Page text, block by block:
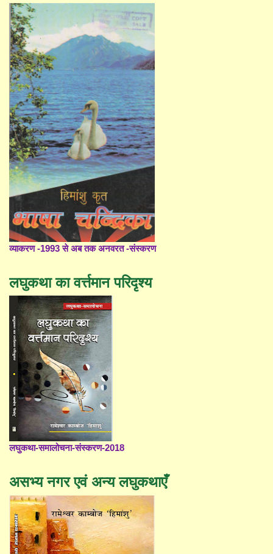
व्याकरण -1993 से अब तक अनवरत -संस्करण
लघुकथा का वर्त्तमान परिदृश्य
लघुकथा-समालोचना-संस्करण-2018
असभ्य नगर एवं अन्य लघुकथाएँ